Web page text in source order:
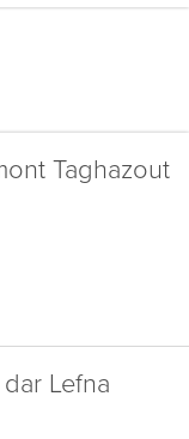
Taghazout
Lefna